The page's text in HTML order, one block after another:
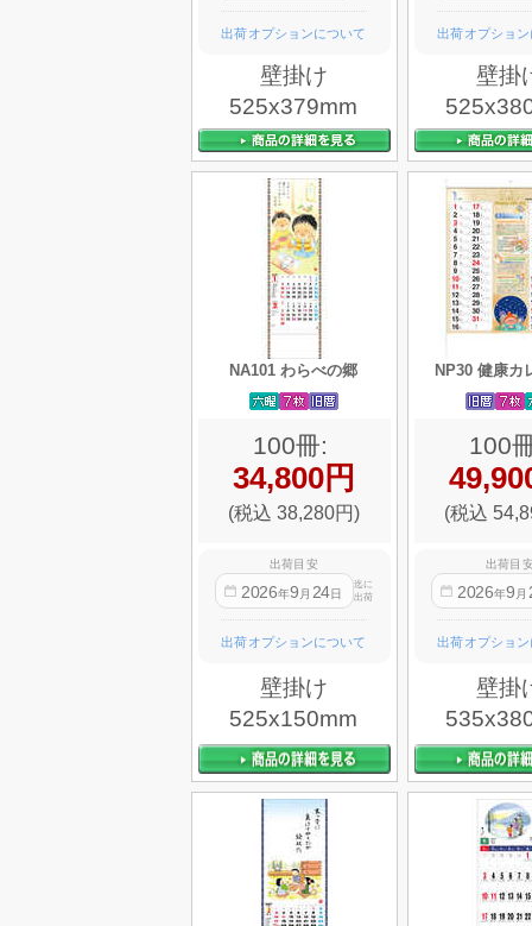
出荷オプションについて
壁掛け
525x379mm
出荷オプショ
壁掛
NA101 わらべの郷
100冊:
34,800円
(税込 38,280円)
出荷目安
2026年9 月 24日
迄に
出荷
出荷オプションについて
壁掛け
525x150mm
NP30 健康カ
100
(税込
出荷目
2026年9 月
出荷オプショ
壁掛